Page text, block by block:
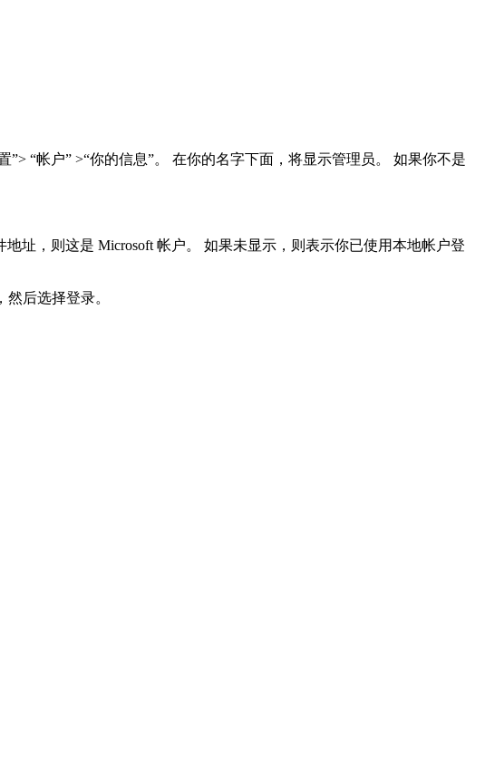
“帐户” >“你的信息”。 在你的名字下面，将显示管理员。 如果你不是
址，则这是 Microsoft 帐户。 如果未显示，则表示你已使用本地帐户登
后选择登录。